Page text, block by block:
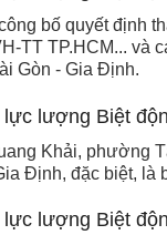
bố quyết định
TT TP.HCM... và
Gòn - Gia Định.
Khải, phường
Định, đặc biệt, là